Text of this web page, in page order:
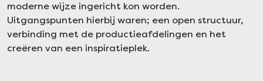
moderne wijze ingericht kon worden.
Uitgangspunten hierbij waren; een open structuur,
verbinding met de productieafdelingen en het
creëren van een inspiratieplek.